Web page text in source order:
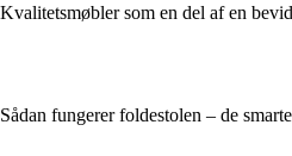
Kvalitetsmøbler som en del af en
Sådan fungerer foldestolen – de